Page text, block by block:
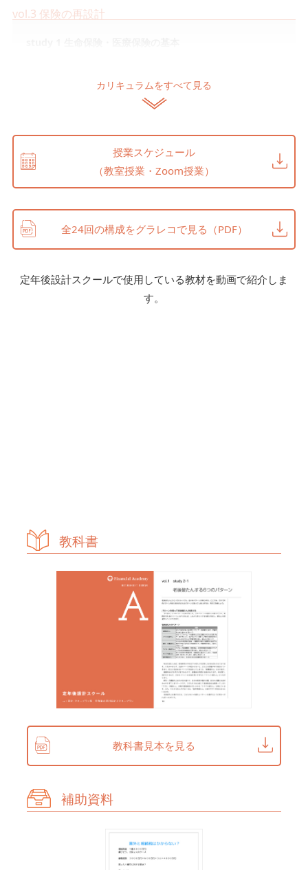
vol.3 保険の再設計
3-1-3 公的保障制度と必要保障額
3-2-2 保険契約を見直そう
3-2-3 さまざまなリスクへの賢い備え方
vol.4 公的年金制度の仕組み
4-1-1 公的年金制度の現状
4-1-2 公的年金制度の全体像
vol.5 年金受給額を増やすには
study 1 「納め方」で増やす
5-1-1 厚生年金に入れる仕事をする
5-1-2 「任意加入」「後納」で増やす
5-1-3 簡単で効果の高い「付加年金」
5-1-4 「国民年金基金」で増やす
5-1-5 「確定拠出年金」で増やす
study 2 「受け取り方」で増やす
5-2-1 繰上げ・繰下げ受給
5-2-3 退職金の受け取り方
5-2-4 iDeCoと絡んだ受け取り方
vol.6 自分年金のつくり方
6-1-1 自分年金づくりに向く金融商品
カリキュラムをすべて見る
授業スケジュール
（教室授業・Zoom授業）
全24回の構成をグラレコで見る（PDF）
定年後設計スクールで使用している教材を動画で紹介しま
す。
教科書
教科書見本を見る
補助資料